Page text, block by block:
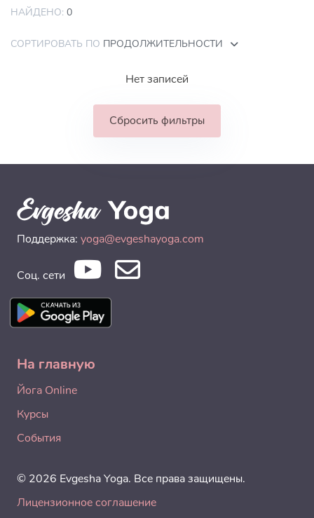
НАЙДЕНО: 0
СОРТИРОВАТЬ ПО ПРОДОЛЖИТЕЛЬНОСТИ
Нет записей
Сбросить фильтры
Поддержка: yoga@evgeshayoga.com
Соц. сети
На главную
Йога Online
Курсы
События
© 2026 Evgesha Yoga. Все права защищены.
Лицензионное соглашение